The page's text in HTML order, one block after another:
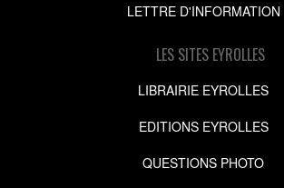
LETTRE D'INFORMATION
LES SITES EYROLLES
LIBRAIRIE EYROLLES
EDITIONS EYROLLES
QUESTIONS PHOTO